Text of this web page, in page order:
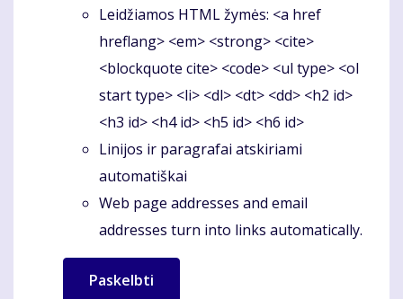
Leidžiamos HTML žymės: <a href
hreflang> <em> <strong> <cite>
<blockquote cite> <code> <ul type> <ol
start type> <li> <dl> <dt> <dd> <h2 id>
<h3 id> <h4 id> <h5 id> <h6 id>
Linijos ir paragrafai atskiriami
automatiškai
Web page addresses and email
addresses turn into links automatically.